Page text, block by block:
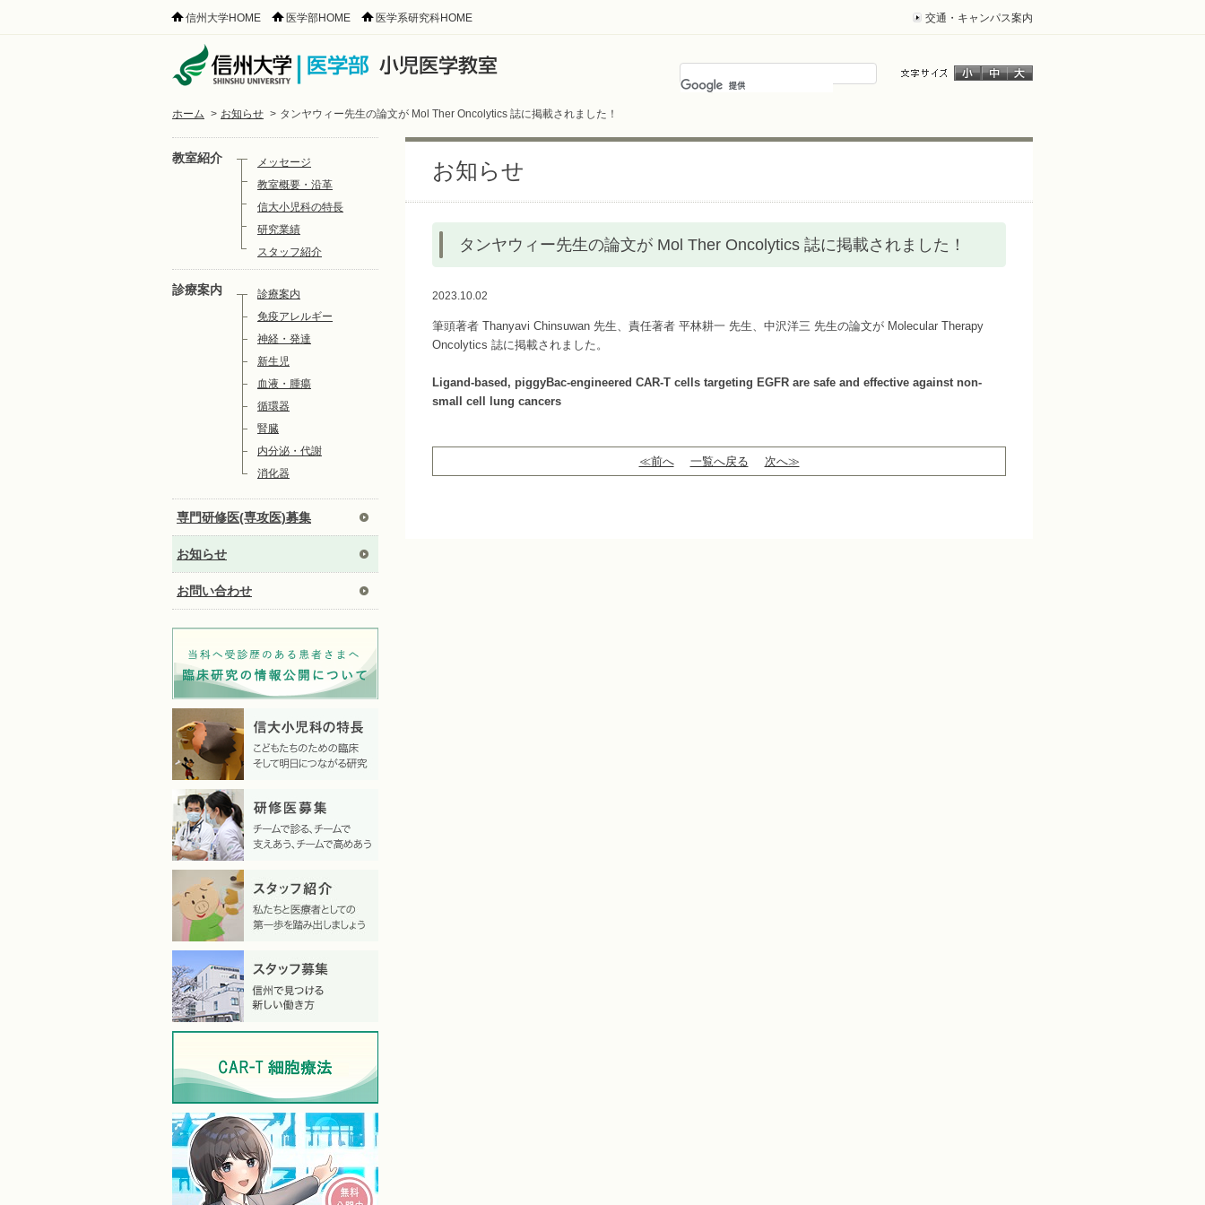
信州大学HOME 医学部HOME 医学系研究科HOME 交通・キャンパス案内
ホーム > お知らせ > タンヤウィー先生の論文が Mol Ther Oncolytics 誌に掲載されました！
教室紹介
メッセージ
教室概要・沿革
信大小児科の特長
研究業績
スタッフ紹介
診療案内
診療案内
免疫アレルギー
神経・発達
新生児
血液・腫瘍
循環器
腎臓
内分泌・代謝
消化器
専門研修医(専攻医)募集
お知らせ
お問い合わせ
お知らせ
タンヤウィー先生の論文が Mol Ther Oncolytics 誌に掲載されました！
2023.10.02
筆頭著者 Thanyavi Chinsuwan 先生、責任著者 平林耕一 先生、中沢洋三 先生の論文が Molecular Therapy
Oncolytics 誌に掲載されました。
Ligand-based, piggyBac-engineered CAR-T cells targeting EGFR are safe and effective against non-
small cell lung cancers
≪前へ 一覧へ戻る 次へ≫